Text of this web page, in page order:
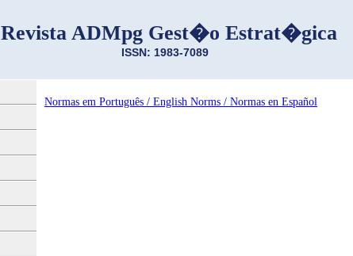
Revista ADMpg Gest�o Estrat�gica
ISSN: 1983-7089
Normas em Português / English Norms / Normas en Español